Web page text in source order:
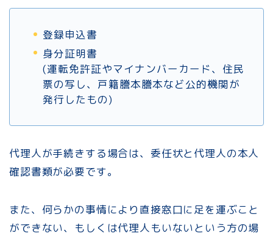
登録申込書
身分証明書
(運転免許証やマイナンバーカード、住民
票の写し、戸籍謄本謄本など公的機関が
発行したもの)
代理人が手続きする場合は、委任状と代理人の本人
確認書類が必要です。
また、何らかの事情により直接窓口に足を運ぶこと
ができない、もしくは代理人もいないという方の場